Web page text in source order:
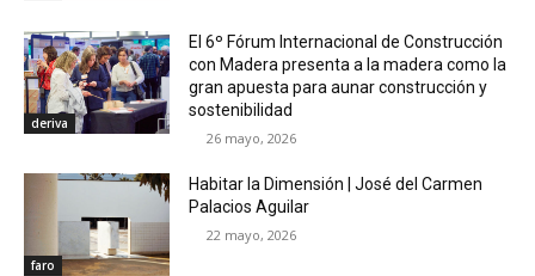
deriva
El 6º Fórum Internacional de Construcción
con Madera presenta a la madera como la
gran apuesta para aunar construcción y
sostenibilidad
26 mayo, 2026
faro
Habitar la Dimensión | José del Carmen
Palacios Aguilar
22 mayo, 2026